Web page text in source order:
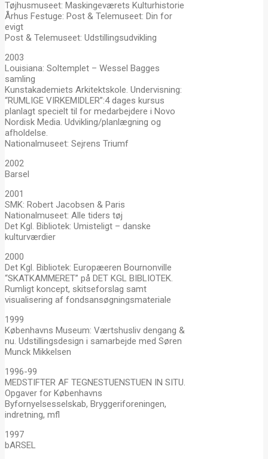
Tøjhusmuseet: Maskingeværets Kulturhistorie
Århus Festuge: Post & Telemuseet: Din for
evigt
Post & Telemuseet: Udstillingsudvikling
2003
Louisiana: Soltemplet – Wessel Bagges
samling
Kunstakademiets Arkitektskole. Undervisning:
“RUMLIGE VIRKEMIDLER”:4 dages kursus
planlagt specielt til for medarbejdere i Novo
Nordisk Media. Udvikling/planlægning og
afholdelse.
Nationalmuseet: Sejrens Triumf
2002
Barsel
2001
SMK: Robert Jacobsen & Paris
Nationalmuseet: Alle tiders tøj
Det Kgl. Bibliotek: Umisteligt – danske
kulturværdier
2000
Det Kgl. Bibliotek: Europæeren Bournonville
“SKATKAMMERET” på DET KGL BIBLIOTEK.
Rumligt koncept, skitseforslag samt
visualisering af fondsansøgningsmateriale
1999
Københavns Museum: Værtshusliv dengang &
nu. Udstillingsdesign i samarbejde med Søren
Munck Mikkelsen
1996-99
MEDSTIFTER AF TEGNESTUENSTUEN IN SITU.
Opgaver for Københavns
Byfornyelsesselskab, Bryggeriforeningen,
indretning, mfl
1997
bARSEL